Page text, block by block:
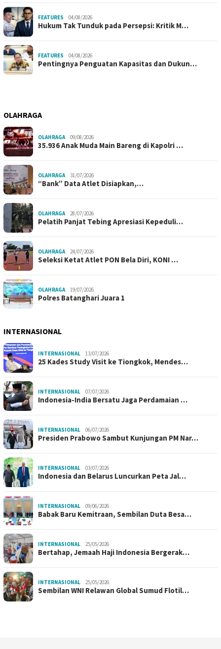
FEATURES 04/08/2026
Hukum Tak Tunduk pada Persepsi: Kritik M…
FEATURES 04/08/2026
Pentingnya Penguatan Kapasitas dan Dukun…
OLAHRAGA
OLAHRAGA 09/08/2026
35.936 Anak Muda Main Bareng di Kapolri …
OLAHRAGA 31/07/2026
“Bank” Data Atlet Disiapkan,…
OLAHRAGA 28/07/2026
Pelatih Panjat Tebing Apresiasi Kepeduli…
OLAHRAGA 24/07/2026
Seleksi Ketat Atlet PON Bela Diri, KONI …
OLAHRAGA 19/07/2026
Polres Batanghari Juara 1
INTERNASIONAL
INTERNASIONAL 13/07/2026
25 Kades Study Visit ke Tiongkok, Mendes…
INTERNASIONAL 07/07/2026
Indonesia-India Bersatu Jaga Perdamaian …
INTERNASIONAL 06/07/2026
Presiden Prabowo Sambut Kunjungan PM Nar…
INTERNASIONAL 03/07/2026
Indonesia dan Belarus Luncurkan Peta Jal…
INTERNASIONAL 09/06/2026
Babak Baru Kemitraan, Sembilan Duta Besa…
INTERNASIONAL 25/05/2026
Bertahap, Jemaah Haji Indonesia Bergerak…
INTERNASIONAL 25/05/2026
Sembilan WNI Relawan Global Sumud Flotil…